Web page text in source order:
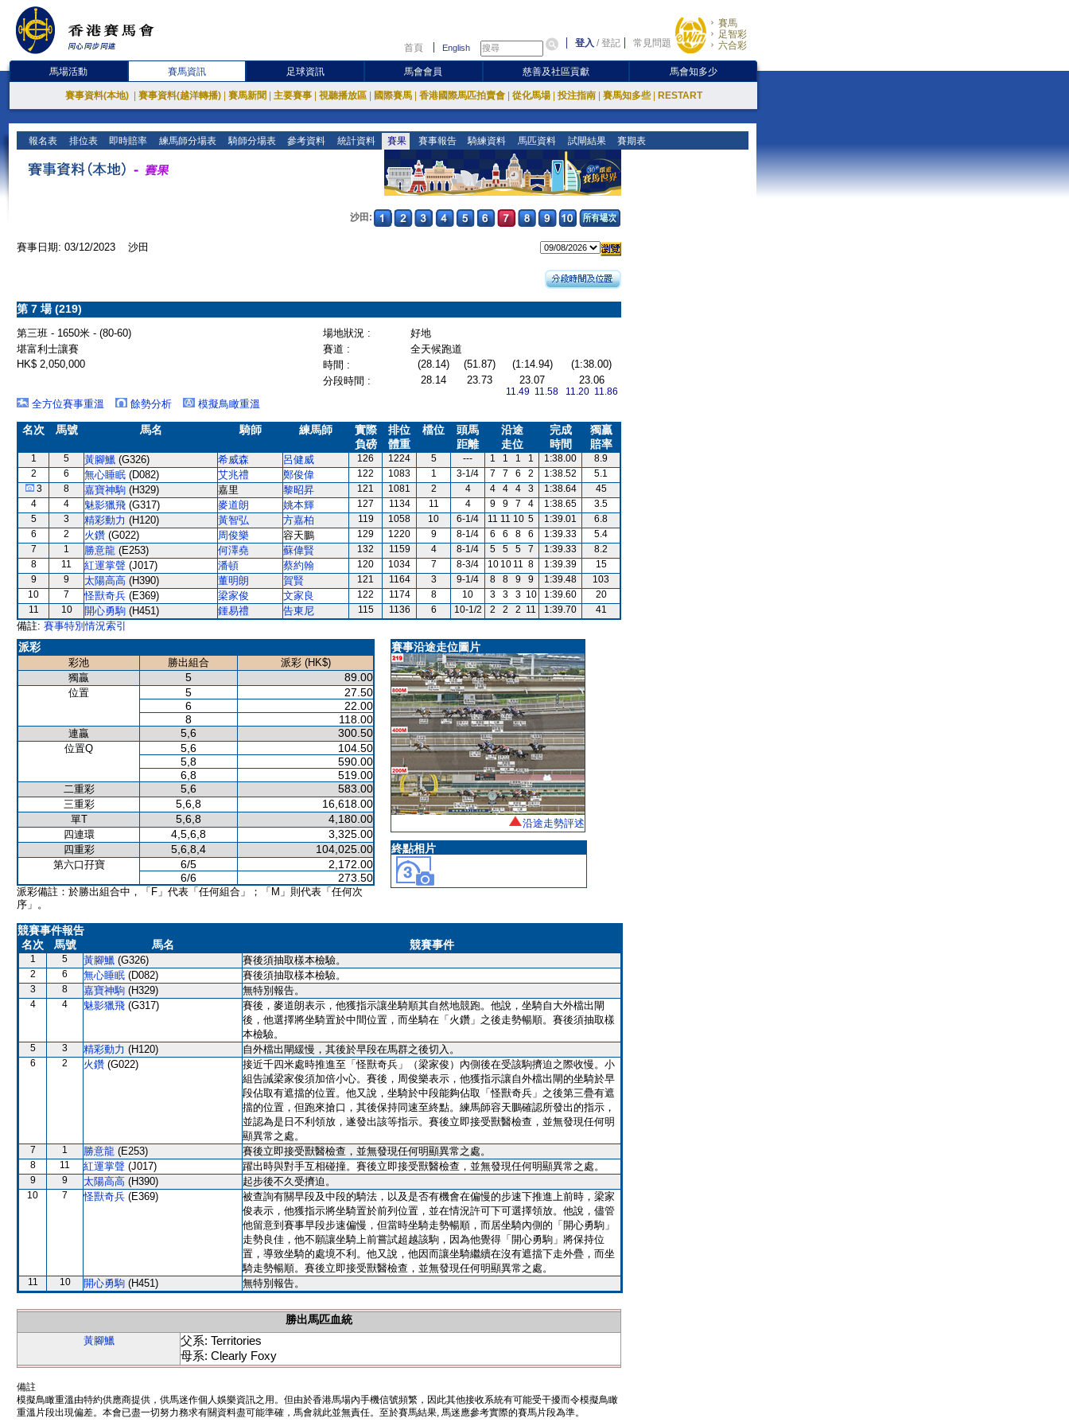
首頁 English 登入 /登記 常見問題
賽馬
足智彩
六合彩
馬場活動 賽馬資訊 足球資訊 馬會會員 慈善及社區貢獻 馬會知多少
賽事資料(本地) 賽事資料(越洋轉播) 賽馬新聞 主要賽事 視聽播放區 國際賽馬 香港國際馬匹拍賣會 從化馬場 投注指南 賽馬知多些 RESTART
報名表 排位表 即時賠率 練馬師分場表 騎師分場表 參考資料 統計資料 賽果 賽事報告 騎練資料 馬匹資料 試閘結果 賽期表
沙田:
賽事日期: 03/12/2023 沙田
第 7 場 (219)
第三班 - 1650米 - (80-60) 場地狀況 :
好地
堪富利士讓賽
賽道 :
全天候跑道
HK$ 2,050,000
時間 : (28.14) (51.87) (1:14.94)
(1:38.00)
分段時間 :
28.14 23.73 23.07
11.49 11.58
23.06
11.20 11.86
全方位賽事重溫 餘勢分析 模擬鳥瞰重溫
名次 馬號 馬名 騎師 練馬師
實際
負磅
排位
體重
檔位
頭馬
距離
沿途
走位
完成
時間
獨贏
賠率
1 5 黃腳鱲 (G326) 希威森 呂健威 126 1224 5 --- 1 1 1 1 1:38.00
8.9
2
6 無心睡眠 (D082) 艾兆禮 鄭俊偉 122 1083 1 3-1/4 7 7 6 2 1:38.52
5.1
3
8 嘉寶神駒 (H329) 嘉里 黎昭昇 121 1081 2 4 4 4 4 3 1:38.64
45
4
4 魅影獵飛 (G317) 麥道朗 姚本輝 127 1134 11 4 9 9 7 4 1:38.65
3.5
5
3 精彩動力 (H120) 黃智弘 方嘉柏 119 1058 10 6-1/4 11 11 10 5 1:39.01
6.8
6
2 火鑽 (G022) 周俊樂 容天鵬 129 1220 9 8-1/4 6 6 8 6 1:39.33
5.4
7
1 勝意龍 (E253) 何澤堯 蘇偉賢 132 1159 4 8-1/4 5 5 5 7 1:39.33
8.2
8
11 紅運掌聲 (J017) 潘頓 蔡約翰 120 1034 7 8-3/4 10 10 11 8 1:39.39
15
9
9 太陽高高 (H390) 董明朗 賀賢 121 1164 3 9-1/4 8 8 9 9 1:39.48
103
10
7 怪獸奇兵 (E369) 梁家俊 文家良 122 1174 8 10 3 3 3 10 1:39.60
20
11
10 開心勇駒 (H451) 鍾易禮 告東尼 115 1136 6 10-1/2 2 2 2 11 1:39.70 41
備註: 賽事特別情況索引
派彩
彩池 勝出組合
派彩 (HK$)
獨贏
5 89.00
位置 5
27.50
6
22.00
8
118.00
連贏 5,6 300.50
位置Q 5,6
104.50
5,8
590.00
6,8
519.00
二重彩 5,6 583.00
三重彩 5,6,8 16,618.00
單T 5,6,8 4,180.00
四連環 4,5,6,8 3,325.00
四重彩 5,6,8,4 104,025.00
第六口孖寶 6/5
2,172.00
6/6
273.50
派彩備註：於勝出組合中，「F」代表「任何組合」；「M」則代表「任何次
序」。
賽事沿途走位圖片
沿途走勢評述
終點相片
競賽事件報告
名次
馬號 馬名 競賽事件
1 5 黃腳鱲 (G326) 賽後須抽取樣本檢驗。
2 6 無心睡眠 (D082) 賽後須抽取樣本檢驗。
3 8 嘉寶神駒 (H329) 無特別報告。
4 4 魅影獵飛 (G317)
賽後，麥道朗表示，他獲指示讓坐騎順其自然地競跑。他說，坐騎自大外檔出閘
後，他選擇將坐騎置於中間位置，而坐騎在「火鑽」之後走勢暢順。賽後須抽取樣
本檢驗。
5 3 精彩動力 (H120) 自外檔出閘緩慢，其後於早段在馬群之後切入。
6 2 火鑽 (G022)
接近千四米處時推進至「怪獸奇兵」（梁家俊）內側後在受該駒擠迫之際收慢。小
組告誡梁家俊須加倍小心。賽後，周俊樂表示，他獲指示讓自外檔出閘的坐騎於早
段佔取有遮擋的位置。他又說，坐騎於中段能夠佔取「怪獸奇兵」之後第三疊有遮
擋的位置，但跑來搶口，其後保持同速至終點。練馬師容天鵬確認所發出的指示，
並認為是日不利領放，遂發出該等指示。賽後立即接受獸醫檢查，並無發現任何明
顯異常之處。
7 1 勝意龍 (E253) 賽後立即接受獸醫檢查，並無發現任何明顯異常之處。
8 11 紅運掌聲 (J017) 躍出時與對手互相碰撞。賽後立即接受獸醫檢查，並無發現任何明顯異常之處。
9 9 太陽高高 (H390) 起步後不久受擠迫。
10 7 怪獸奇兵 (E369)
被查詢有關早段及中段的騎法，以及是否有機會在偏慢的步速下推進上前時，梁家
俊表示，他獲指示將坐騎置於前列位置，並在情況許可下可選擇領放。他說，儘管
他留意到賽事早段步速偏慢，但當時坐騎走勢暢順，而居坐騎內側的「開心勇駒」
走勢良佳，他不願讓坐騎上前嘗試超越該駒，因為他覺得「開心勇駒」將保持位
置，導致坐騎的處境不利。他又說，他因而讓坐騎繼續在沒有遮擋下走外疊，而坐
騎走勢暢順。賽後立即接受獸醫檢查，並無發現任何明顯異常之處。
11 10 開心勇駒 (H451) 無特別報告。
勝出馬匹血統
黃腳鱲
父系: Territories
母系: Clearly Foxy
備註
模擬鳥瞰重溫由特約供應商提供，供馬迷作個人娛樂資訊之用。但由於香港馬場內手機信號頻繁，因此其他接收系統有可能受干擾而令模擬鳥瞰
重溫片段出現偏差。本會已盡一切努力務求有關資料盡可能準確，馬會就此並無責任。至於賽馬結果, 馬迷應參考實際的賽馬片段為準。